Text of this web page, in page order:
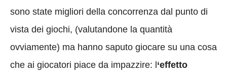
sono state migliori della concorrenza dal punto di
vista dei giochi, (valutandone la quantità
ovviamente) ma hanno saputo giocare su una cosa
che ai giocatori piace da impazzire: l ‘effetto